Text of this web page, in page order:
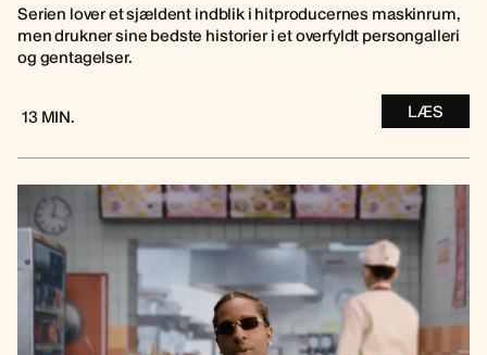
Serien lover et sjældent indblik i hitproducernes maskinrum,
men drukner sine bedste historier i et overfyldt persongalleri
og gentagelser.
13 MIN. LÆS